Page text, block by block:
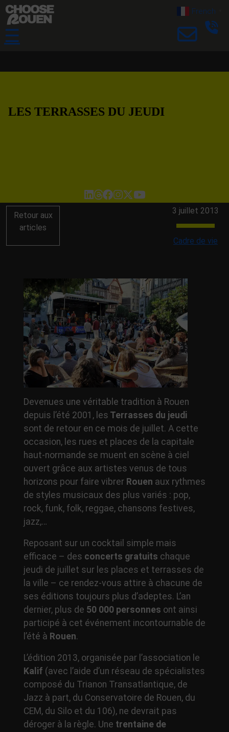
☰
French
LES TERRASSES DU JEUDI
Retour aux
articles
3 juillet 2013
Cadre de vie
Devenues une véritable tradition à Rouen
depuis l’été 2001, les Terrasses du jeudi
sont de retour en ce mois de juillet. A cette
occasion, les rues et places de la capitale
haut-normande se muent en scène à ciel
ouvert grâce aux artistes venus de tous
horizons pour faire vibrer Rouen aux rythmes
de styles musicaux des plus variés : pop,
rock, funk, folk, reggae, chansons festives,
jazz,…
Reposant sur un cocktail simple mais
efficace – des concerts gratuits chaque
jeudi de juillet sur les places et terrasses de
la ville – ce rendez-vous attire à chacune de
ses éditions toujours plus d’adeptes. L’an
dernier, plus de 50 000 personnes ont ainsi
participé à cet événement incontournable de
l’été à Rouen.
L’édition 2013, organisée par l’association le
Kalif (avec l’aide d’un réseau de spécialistes
composé du Trianon Transatlantique, de
Jazz à part, du Conservatoire de Rouen, du
CEM, du Silo et du 106), ne devrait pas
déroger à la règle. Une trentaine de